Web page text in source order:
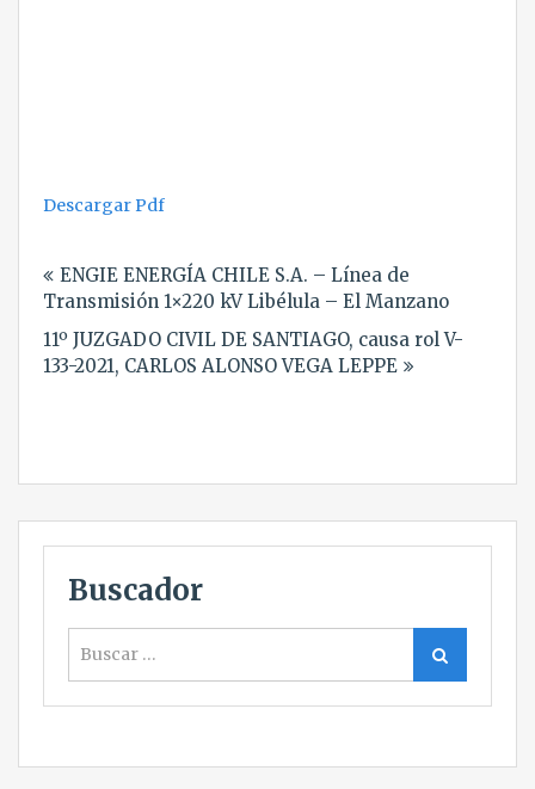
Descargar Pdf
de
entradas
ENGIE ENERGÍA CHILE S.A. – Línea de
Transmisión 1×220 kV Libélula – El Manzano
11º JUZGADO CIVIL DE SANTIAGO, causa rol V-
133-2021, CARLOS ALONSO VEGA LEPPE
Buscador
Buscar